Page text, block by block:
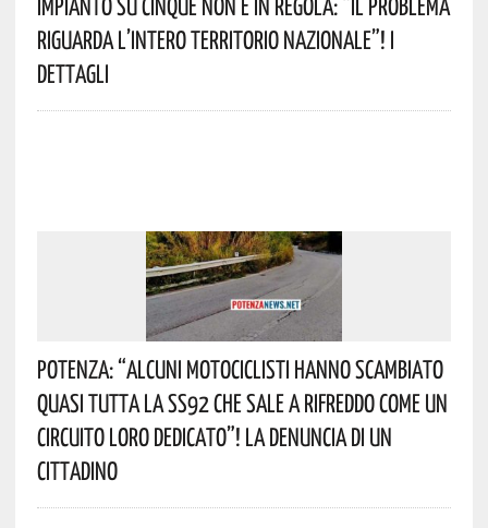
Riguarda L’intero Territorio Nazionale”! I
Dettagli
Potenza: “alcuni Motociclisti Hanno Scambiato
Quasi Tutta La SS92 Che Sale A Rifreddo Come Un
Circuito Loro Dedicato”! La Denuncia Di Un
Cittadino